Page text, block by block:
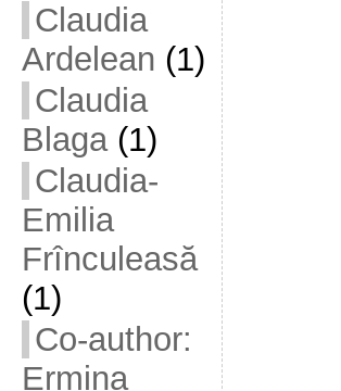
Claudia
Ardelean (1)
Claudia
Blaga(1)
Claudia-
Emilia
Frînculeasă
(1)
Co-author:
Ermina